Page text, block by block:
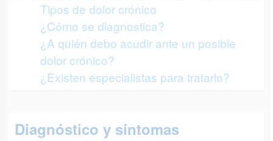
Tipos de dolor crónico
¿Cómo se diagnostica?
¿A quién debo acudir ante un posible
dolor crónico?
¿Existen especialistas para tratarlo?
Diagnóstico y síntomas